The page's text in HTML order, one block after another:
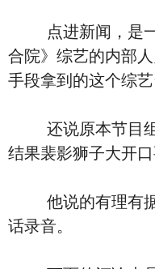
点进新闻，是一
合院》综艺的内部
手段拿到的这个综艺
还说原本节目组
结果裴影狮子大开口
他说的有理有据,
话录音。